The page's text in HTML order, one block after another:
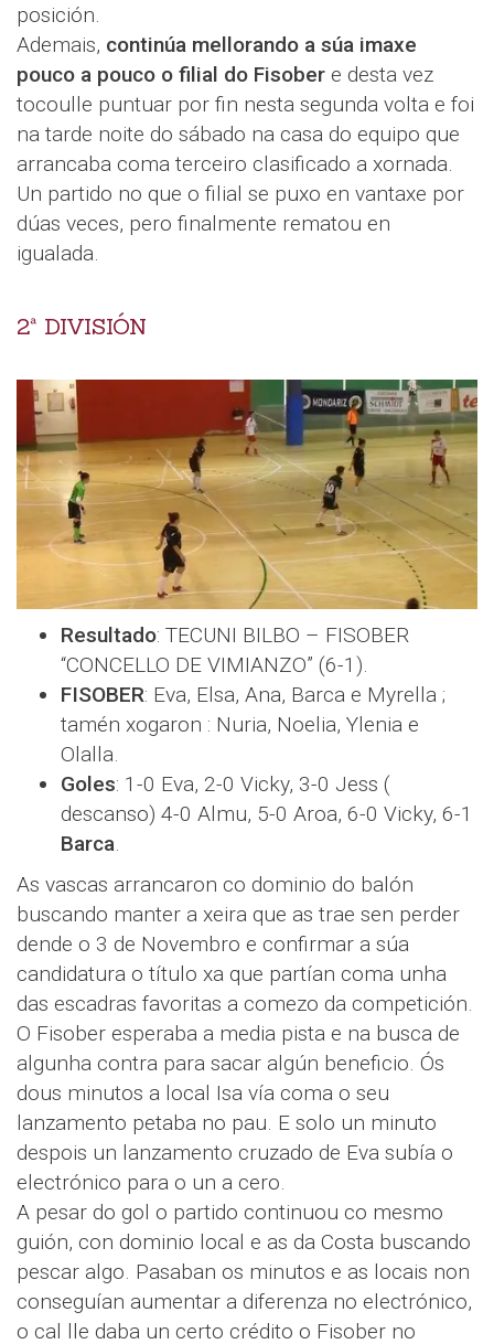
posición.
Ademais, continúa mellorando a súa imaxe
pouco a pouco o filial do Fisober e desta vez
tocoulle puntuar por fin nesta segunda volta e foi
na tarde noite do sábado na casa do equipo que
arrancaba coma terceiro clasificado a xornada.
Un partido no que o filial se puxo en vantaxe por
dúas veces, pero finalmente rematou en
igualada.
2ª DIVISIÓN
Resultado: TECUNI BILBO – FISOBER
“CONCELLO DE VIMIANZO” (6-1).
FISOBER: Eva, Elsa, Ana, Barca e Myrella ;
tamén xogaron : Nuria, Noelia, Ylenia e
Olalla.
Goles: 1-0 Eva, 2-0 Vicky, 3-0 Jess (
descanso) 4-0 Almu, 5-0 Aroa, 6-0 Vicky, 6-1
Barca
As vascas arrancaron co dominio do balón
buscando manter a xeira que as trae sen perder
dende o 3 de Novembro e confirmar a súa
candidatura o título xa que partían coma unha
das escadras favoritas a comezo da competición.
O Fisober esperaba a media pista e na busca de
algunha contra para sacar algún beneficio. Ós
dous minutos a local Isa vía coma o seu
lanzamento petaba no pau. E solo un minuto
despois un lanzamento cruzado de Eva subía o
electrónico para o un a cero.
A pesar do gol o partido continuou co mesmo
guión, con dominio local e as da Costa buscando
pescar algo. Pasaban os minutos e as locais non
conseguían aumentar a diferenza no electrónico,
o cal lle daba un certo crédito o Fisober no